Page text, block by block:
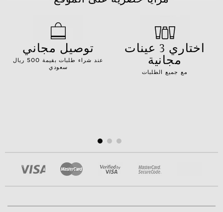
توصيل مجاني
عند شراء طلبات بقيمة 500 ريال
سعودي
اختاري 3 عينات
مجانية
مع جميع الطلبات